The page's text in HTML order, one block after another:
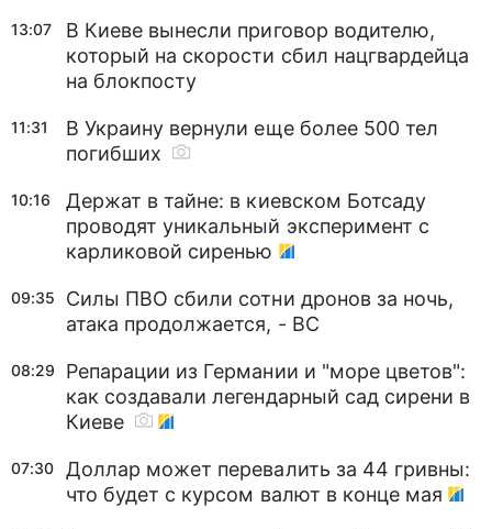
13:07
В Киеве вынесли приговор водителю,
который на скорости сбил нацгвардейца
на блокпосту
11:31
В Украину вернули еще более 500 тел
погибших
10:16
Держат в тайне: в киевском Ботсаду
проводят уникальный эксперимент с
карликовой сиренью
09:35
Силы ПВО сбили сотни дронов за ночь,
атака продолжается, - ВС
08:29
Репарации из Германии и "море цветов":
как создавали легендарный сад сирени в
Киеве
07:30
Доллар может перевалить за 44 гривны:
что будет с курсом валют в конце мая